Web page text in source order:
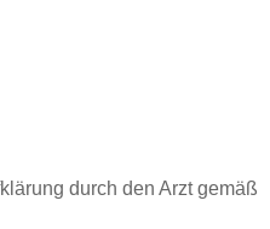
durch den Arzt gemäß